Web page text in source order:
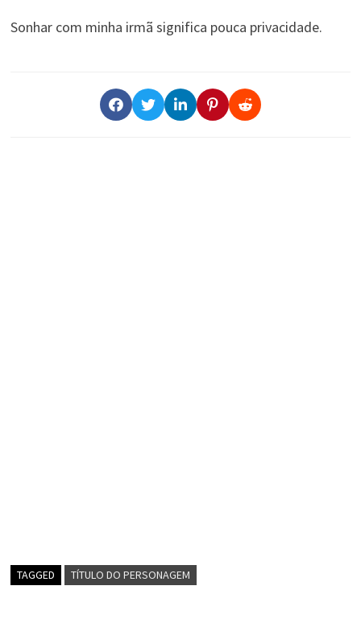
Sonhar com minha irmã significa pouca privacidade.
TAGGED TÍTULO DO PERSONAGEM